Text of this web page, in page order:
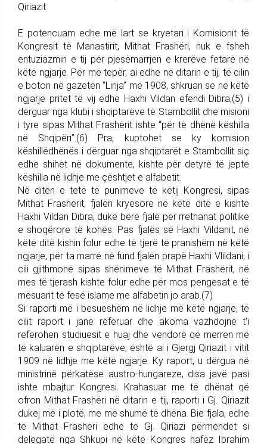
Qiriazit
E potencuam edhe më lart se kryetari i Komisionit të
Kongresit të Manastirit, Mithat Frashëri, nuk e fsheh
entuziazmin e tij për pjesëmarrjen e krerëve fetarë në
këtë ngjarje. Për më tepër, ai edhe në ditarin e tij, të cilin
e boton në gazetën “Lirija” më 1908, shkruan se në këtë
ngjarje pritet të vij edhe Haxhi Vildan efendi Dibra,(5) i
dërguar nga klubi i shqiptarëve të Stambollit dhe misioni
i tyre sipas Mithat Frashërit ishte “për të dhënë këshilla
në Shqipëri”.(6) Pra, kuptohet se ky komision
këshillëdhënës i dërguar nga shqiptarët e Stambollit siç
edhe shihet në dokumente, kishte për detyrë të jepte
këshilla në lidhje me çështjet e alfabetit.
Në ditën e tetë të punimeve të këtij Kongresi, sipas
Mithat Frashërit, fjalën kryesore në këtë ditë e kishte
Haxhi Vildan Dibra, duke bërë fjalë për rrethanat politike
e shoqërore të kohës. Pas fjalës së Haxhi Vildanit, në
këtë ditë kishin folur edhe të tjerë të pranishëm në këtë
ngjarje, për ta marrë në fund fjalën prapë Haxhi Vlildani, i
cili gjithmonë sipas shënimeve të Mithat Frashërit, në
mes të tjerash kishte folur edhe për mos pengesat e të
mësuarit të fesë islame me alfabetin jo arab.(7)
Si raporti më i besueshëm në lidhje më këtë ngjarje, të
cilit raport i janë referuar dhe akoma vazhdojnë t'i
referohen studiuesit e huaj dhe vendorë që merren më
të kaluarën e shqiptarëve, është ai i Gjergj Qiriazit i vitit
1909 në lidhje me këtë ngjarje. Ky raport, u dërgua në
ministrinë përkatëse austro-hungareze, disa javë pasi
ishte mbajtur Kongresi. Krahasuar me të dhënat që
ofron Mithat Frashëri në ditarin e tij, raporti i Gj. Qiriazit
dukej më i plotë, me më shumë të dhëna. Bie fjala, edhe
te Mithat Frashëri edhe te Gj. Qiriazi përmendet si
delegatë nga Shkupi në këtë Kongres hafëz Ibrahim